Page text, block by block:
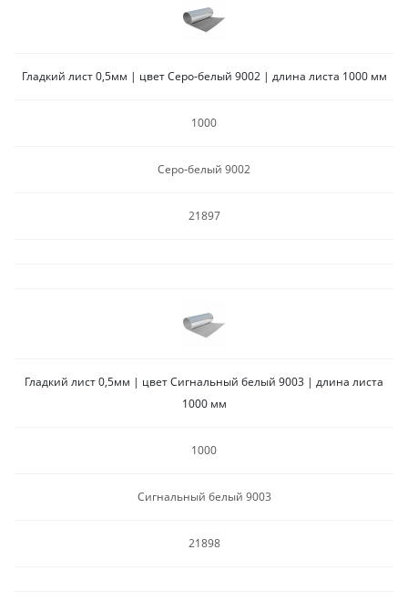
Гладкий лист 0,5мм | цвет Серо-белый 9002 | длина листа 1000 мм
1000
Серо-белый 9002
21897
Гладкий лист 0,5мм | цвет Сигнальный белый 9003 | длина листа
1000 мм
1000
Сигнальный белый 9003
21898